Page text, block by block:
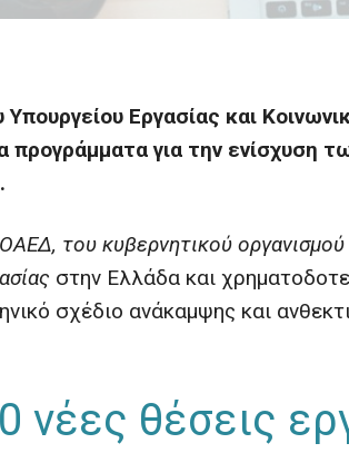
Εργασίας και
προγράμματα για την ενίσχυση
του κυβερνητικού
στην Ελλάδα και
σχέδιο ανάκαμψης και
θέσεις